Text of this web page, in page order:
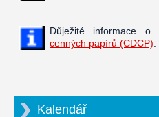
Důježité informace o
cenných papírů (CDCP)
Kalendář